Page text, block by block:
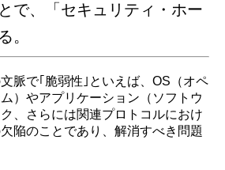
で、「セキュリティ・ホー
。
脈で｢脆弱性｣といえば、OS（オペ
）やアプリケーション（ソフトウ
、さらには関連プロトコルにおけ
陥のことであり、解消すべき問題